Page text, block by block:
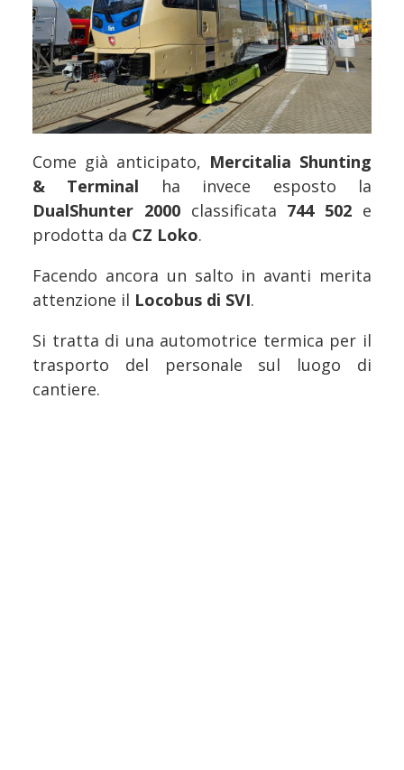
Come già anticipato, Mercitalia Shunting
& Terminal ha invece esposto la
DualShunter 2000 classificata 744 502 e
prodotta da CZ Loko.
Facendo ancora un salto in avanti merita
attenzione il Locobus di SVI.
Si tratta di una automotrice termica per il
trasporto del personale sul luogo di
cantiere.